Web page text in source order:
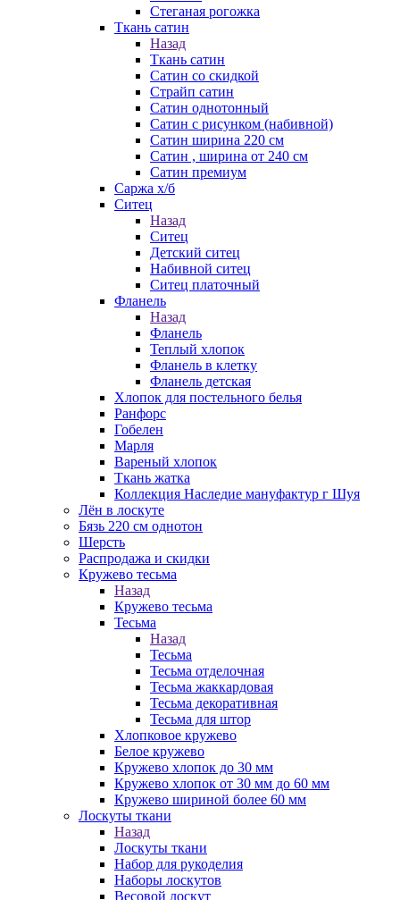
Стеганая рогожка
Ткань сатин
Назад
Ткань сатин
Сатин со скидкой
Страйп сатин
Сатин однотонный
Сатин с рисунком (набивной)
Сатин ширина 220 см
Сатин , ширина от 240 см
Сатин премиум
Саржа х/б
Ситец
Назад
Ситец
Детский ситец
Набивной ситец
Ситец платочный
Фланель
Назад
Фланель
Теплый хлопок
Фланель в клетку
Фланель детская
Хлопок для постельного белья
Ранфорс
Гобелен
Марля
Вареный хлопок
Ткань жатка
Коллекция Наследие мануфактур г Шуя
Лён в лоскуте
Бязь 220 см однотон
Шерсть
Распродажа и скидки
Кружево тесьма
Назад
Кружево тесьма
Тесьма
Назад
Тесьма
Тесьма отделочная
Тесьма жаккардовая
Тесьма декоративная
Тесьма для штор
Хлопковое кружево
Белое кружево
Кружево хлопок до 30 мм
Кружево хлопок от 30 мм до 60 мм
Кружево шириной более 60 мм
Лоскуты ткани
Назад
Лоскуты ткани
Набор для рукоделия
Наборы лоскутов
Весовой лоскут